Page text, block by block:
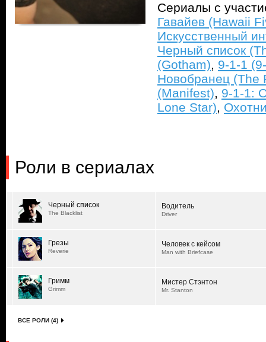
Сериалы с
Гавайев (Hawaii
Искусственный
Черный список
(Gotham), 9-1-1
Новобранец (The
(Manifest), 9-1-1:
Lone Star),
Роли в сериалах
Черный список
The Blacklist
Водитель
Driver
Грезы
Reverie
Человек с кейсом
Man with Briefcase
Гримм
Grimm
Мистер Стэнтон
Mr. Stanton
ВСЕ РОЛИ (4)